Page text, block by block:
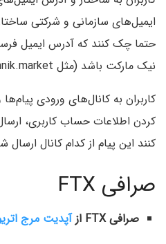
ایمیل‌های سازمانی و شرکتی
حتما چک کنند که آدرس ایمیل
نیک مارکت باشد (مثل info@coinnik.market ).
کاربران به کانال‌های ورودی
کنند این پیام از کدام کانال
صرافی FTX
صرافی FTX از آپدیت مرج